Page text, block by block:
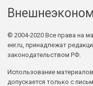
© 2004-2020 Все права на
eer.ru, принадлежат
законодательством РФ.
Использование
допускается только с